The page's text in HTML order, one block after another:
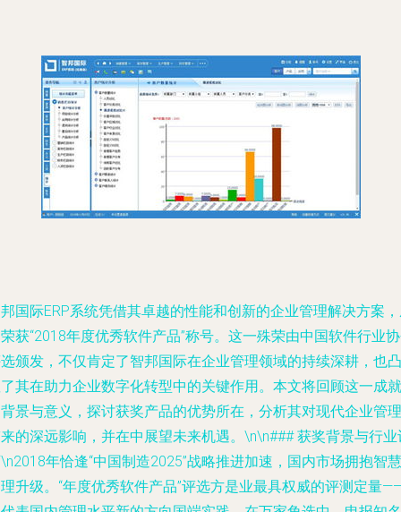
国际ERP系统凭借其卓越的性能和创新的企业管理解决方案
获“2018年度优秀软件产品”称号。这一殊荣由中国软件行业
颁发，不仅肯定了智邦国际在企业管理领域的持续深耕，也凸
其在助力企业数字化转型中的关键作用。本文将回顾这一成就
景与意义，探讨获奖产品的优势所在，分析其对现代企业管理
的深远影响，并在中展望未来机遇。\n\n### 获奖背景与行业
年恰逢“中国制造2025”战略推进加速，国内市场拥抱智慧
升级。“年度优秀软件产品”评选方是业最具权威的评测定量